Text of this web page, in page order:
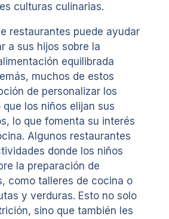
culturas culinarias.
restaurantes puede ayudar
a sus hijos sobre la
equilibrada
muchos de estos
de personalizar los
los niños elijan sus
lo que fomenta su interés
Algunos restaurantes
donde los niños
la preparación de
como talleres de cocina o
y verduras. Esto no solo
sino que también les